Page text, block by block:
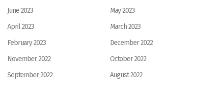
June 2023
May 2023
April 2023
March 2023
February 2023
December 2022
November 2022
October 2022
September 2022
August 2022